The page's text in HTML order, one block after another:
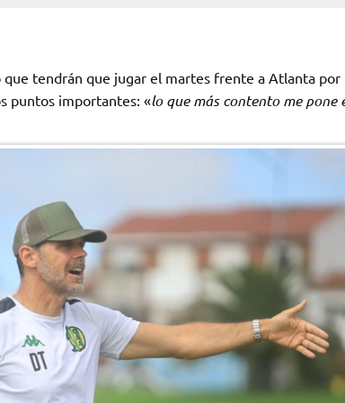
tendrán que jugar el martes frente a Atlanta por
puntos importantes: «lo que más contento me pone